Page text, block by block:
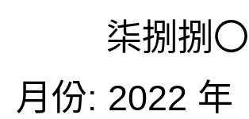
柒捌捌〇
月份: 2022 年